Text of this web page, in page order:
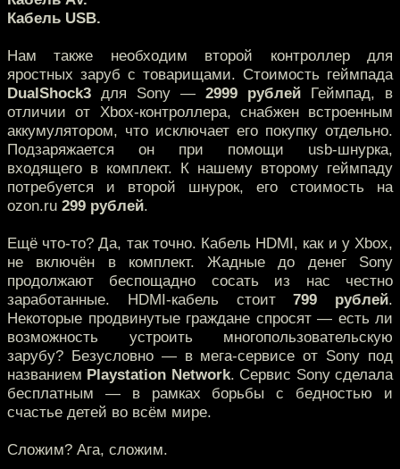
Кабель USB.
Нам также необходим второй контроллер для
яростных заруб с товарищами. Стоимость геймпада
DualShock3 для Sony — 2999 рублей Геймпад, в
отличии от Xbox-контроллера, снабжен встроенным
аккумулятором, что исключает его покупку отдельно.
Подзаряжается он при помощи usb-шнурка,
входящего в комплект. К нашему второму геймпаду
потребуется и второй шнурок, его стоимость на
ozon.ru 299 рублей.
Ещё что-то? Да, так точно. Кабель HDMI, как и у Xbox,
не включён в комплект. Жадные до денег Sony
продолжают беспощадно сосать из нас честно
заработанные. HDMI-кабель стоит799 рублей.
Некоторые продвинутые граждане спросят — есть ли
возможность устроить многопользовательскую
зарубу? Безусловно — в мега-сервисе от Sony под
названием Playstation Network. Сервис Sony сделала
бесплатным — в рамках борьбы с бедностью и
счастье детей во всём мире.
Сложим? Ага, сложим.